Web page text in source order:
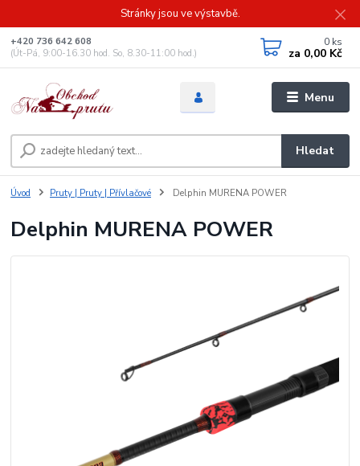
Stránky jsou ve výstavbě.
Menu
Hledat
+420 736 642 608
(Út-Pá, 9:00-16.30 hod. So, 8.30-11:00 hod.)
0 ks
za 0,00 Kč
Úvod Pruty | Pruty | Přívlačové Delphin MURENA POWER
Delphin MURENA POWER